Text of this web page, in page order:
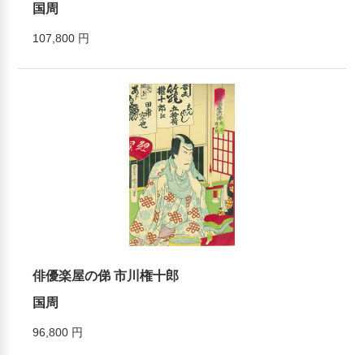
国周
107,800 円
俳優楽屋の俤 市川権十郎
国周
96,800 円